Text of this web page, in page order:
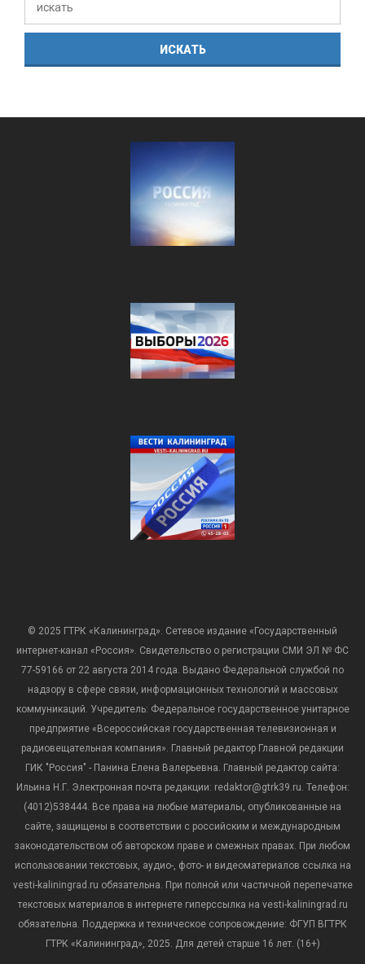
© 2025 ГТРК «Калининград». Сетевое издание «Государственный
интернет-канал «Россия». Свидетельство о регистрации СМИ ЭЛ № ФС
77-59166 от 22 августа 2014 года. Выдано Федеральной службой по
надзору в сфере связи, информационных технологий и массовых
коммуникаций. Учредитель: Федеральное государственное унитарное
предприятие «Всероссийская государственная телевизионная и
радиовещательная компания». Главный редактор Главной редакции
ГИК "Россия" - Панина Елена Валерьевна. Главный редактор сайта:
Ильина Н.Г. Электронная почта редакции: redaktor@gtrk39.ru. Телефон:
(4012)538444. Все права на любые материалы, опубликованные на
сайте, защищены в соответствии с российским и международным
законодательством об авторском праве и смежных правах. При любом
использовании текстовых, аудио-, фото- и видеоматериалов ссылка на
vesti-kaliningrad.ru обязательна. При полной или частичной перепечатке
текстовых материалов в интернете гиперссылка на vesti-kaliningrad.ru
обязательна. Поддержка и техническое сопровождение: ФГУП ВГТРК
ГТРК «Калининград», 2025. Для детей старше 16 лет. (16+)